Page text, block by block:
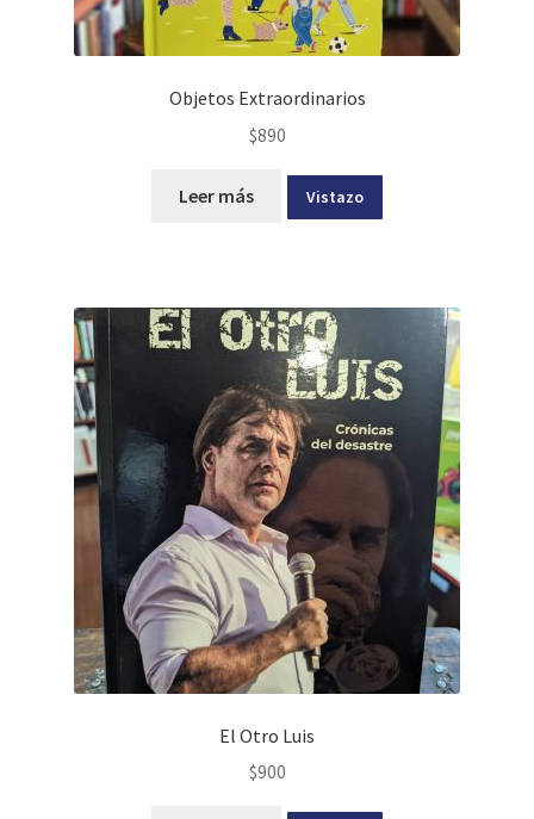
Objetos Extraordinarios
$890
Leer más Vistazo
El Otro Luis
$900